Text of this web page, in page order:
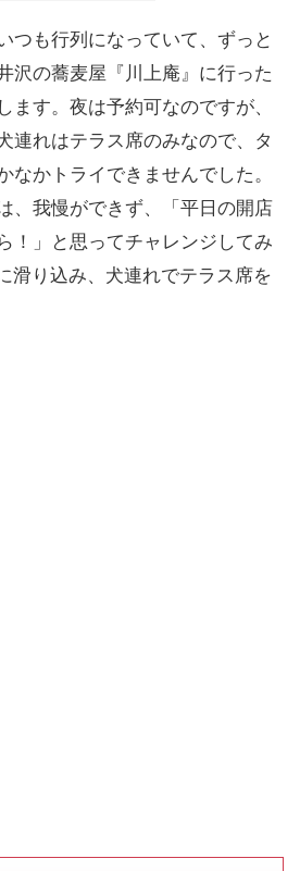
つも行列になっていて、ずっと
沢の蕎麦屋『川上庵』に行った
ます。夜は予約可なのですが、
連れはテラス席のみなので、タ
なかトライできませんでした。
、我慢ができず、「平日の開店
！」と思ってチャレンジしてみ
滑り込み、犬連れでテラス席を